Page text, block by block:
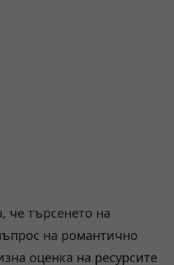
че търсенето на
на романтично
оценка на ресурсите